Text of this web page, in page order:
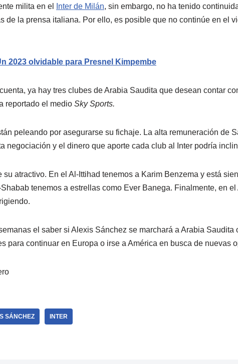
milita en el Inter de Milán, sin embargo, no ha tenido
de la prensa italiana. Por ello, es posible que no continúe en el
2023 olvidable para Presnel Kimpembe
ya hay tres clubes de Arabia Saudita que desean contar
reportado el medio Sky Sports.
peleando por asegurarse su fichaje. La alta remuneración de
negociación y el dinero que aporte cada club al Inter podría
su atractivo. En el Al-Ittihad tenemos a Karim Benzema y está
tenemos a estrellas como Ever Banega. Finalmente, en el
el saber si Alexis Sánchez se marchará a Arabia Saudita
para continuar en Europa o irse a América en busca de nuevas
SÁNCHEZ INTER